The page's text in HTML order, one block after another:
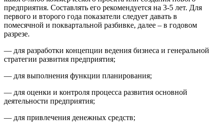
предприятия. Составлять его рекомендуется на 3-5 лет. Для
первого и второго года показатели следует давать в
помесячной и поквартальной разбивке, далее – в годовом
разрезе.
— для разработки концепции ведения бизнеса и генеральной
стратегии развития предприятия;
— для выполнения функции планирования;
— для оценки и контроля процесса развития основной
деятельности предприятия;
— для привлечения денежных средств;